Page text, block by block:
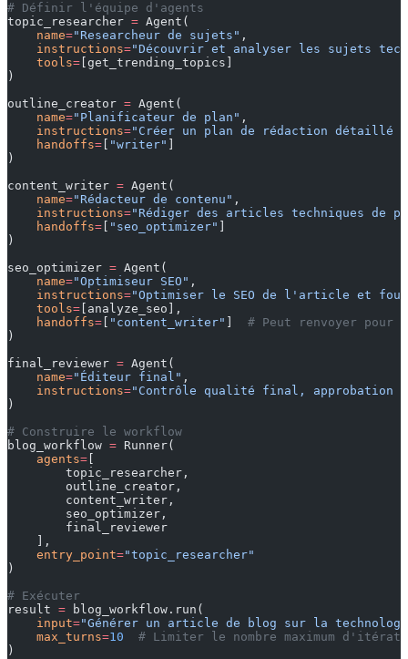
# Définir l'équipe d'agents
topic_researcher = Agent(
    name
="Researcheur de sujets" ,
    instructions
="Découvrir et analyser les sujets
    tools
= [get_trending_topics]
)
outline_creator = Agent(
    name
="Planificateur de plan" ,
    instructions
="Créer un plan de rédaction détaillé
    handoffs
= "writer"
)
content_writer = Agent(
    name
="Rédacteur de contenu" ,
    instructions
="Rédiger des articles techniques de
    handoffs
= "seo_optimizer"
)
seo_optimizer = Agent(
    name
="Optimiseur SEO" ,
    instructions
="Optimiser le SEO de l'article et
    tools
= [analyze_seo],
    handoffs
= "content_writer"
# Peut renvoyer pour
)
final_reviewer = Agent(
    name
="Éditeur final" ,
    instructions
="Contrôle qualité final, approbation
)
# Construire le workflow
blog_workflow = Runner(
    agents
=
        topic_researcher,
        outline_creator,
        content_writer,
        seo_optimizer,
        final_reviewer
    ],
    entry_point
="topic_researcher"
)
# Exécuter
result = blog_workflow.run(
    input
="Générer un article de blog sur la
    max_turns
=10
# Limiter le nombre maximum
)